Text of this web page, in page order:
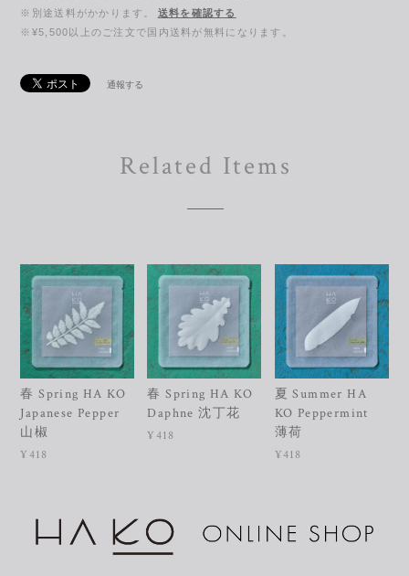
※別途送料がかかります。
送料を確認する
※¥5,500以上のご注文で国内送料が無料になります。
通報する
Related Items
春 Spring HA KO
Japanese Pepper
山椒
¥418
春 Spring HA KO
Daphne 沈丁花
¥418
夏 Summer HA
KO Peppermint
薄荷
¥418